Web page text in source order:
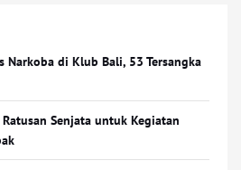
Narkoba di Klub Bali, 53 Tersangka
Senjata untuk Kegiatan